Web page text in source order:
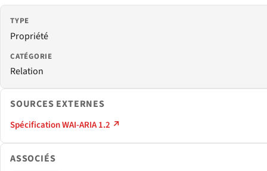
TYPE
Propriété
CATÉGORIE
Relation
SOURCES EXTERNES
Spécification WAI-ARIA 1.2 ↗
ASSOCIÉS